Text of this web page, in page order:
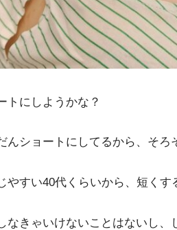
トにしようかな？
んショートにしてるから、そろ
やすい40代くらいから、短くす
なきゃいけないことはないし